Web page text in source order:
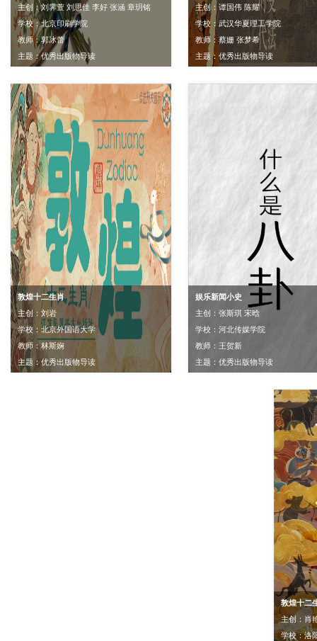
主创：刘霁萱 刘思佳 李好 张涵 章玥铭
学校：北京印刷学院
教师：郭冰蕾
主题：优秀出版物导读
主创：谭国伟 陈耀
学校：武汉华夏理工学院
教师：蔡姗 张梦希
主题：优秀出版物导读
敦煌十二生肖
主创：刘岩
学校：北京外国语大学
教师：林斯娴
主题：优秀出版物导读
娱乐新闻小史
主创：张斯琪 宋晗
学校：河北传媒学院
教师：王贺新
主题：优秀出版物导读
敦煌十二
主创：肖
学校：洛